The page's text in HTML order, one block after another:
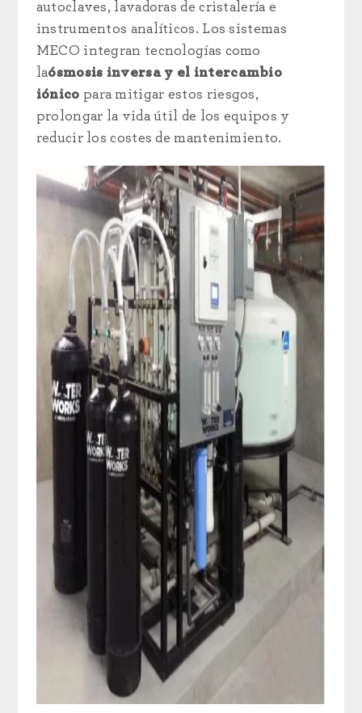
autoclaves, lavadoras de cristalería e
instrumentos analíticos. Los sistemas
MECO integran tecnologías como
laósmosis inversa y el intercambio
iónico para mitigar estos riesgos,
prolongar la vida útil de los equipos y
reducir los costes de mantenimiento.